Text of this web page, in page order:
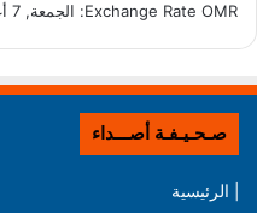
Exchange Rate OMR : الجمعة, 7 أغسطس.
صـحـيـفـة أصـــداء
| الرئيسية